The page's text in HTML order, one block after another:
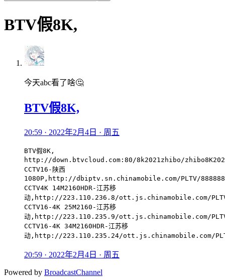
BTV假8K,
今天abc看了啥🤔
BTV假8K,
20:59 · 2022年2月4日 · 周五
BTV假8K,
http://down.btvcloud.com:80/8k2021zhibo/
CCTV16-陕西
1080P,http://dbiptv.sn.chinamobile.com/PLTV/
CCTV4K 14M2160HDR-江苏移
动,http://223.110.236.8/ott.js.chinamobile.com/
CCTV16-4K 25M2160-江苏移
动,http://223.110.235.9/ott.js.chinamobile.com/
CCTV16-4K 34M2160HDR-江苏移
动,http://223.110.235.24/ott.js.chinamobile.com/
20:59 · 2022年2月4日 · 周五
Powered by BroadcastChannel